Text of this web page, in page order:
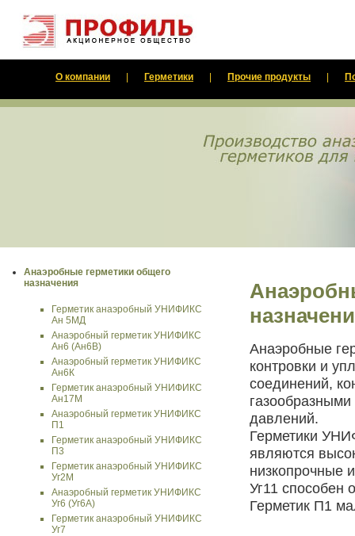
О компании Герметики Прочие продукты
Анаэробные герметики общего
назначения
Герметик анаэробный УНИФИКС
Ан 5МД
Анаэробный герметик УНИФИКС
Ан6 (Ан6В)
Анаэробный герметик УНИФИКС
Ан6К
Герметик анаэробный УНИФИКС
Ан17М
Анаэробный герметик УНИФИКС
П1
Герметик анаэробный УНИФИКС
П3
Герметик анаэробный УНИФИКС
Уг2М
Анаэробный герметик УНИФИКС
Уг6 (Уг6А)
Герметик анаэробный УНИФИКС
Уг7
Анаэробные
контровки и
соединений,
давлений.
Герметики
являются
низкопрочные
Уг11 способен
Герметик П1